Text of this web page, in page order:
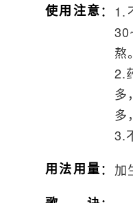
使用注意： 1.
熬
2.
多
多
3.
用法用量： 加